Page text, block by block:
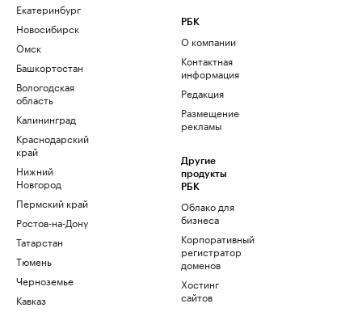
Екатеринбург
Новосибирск
Омск
Башкортостан
Вологодская
область
Калининград
Краснодарский
край
Нижний
Новгород
Пермский край
Ростов-на-Дону
Татарстан
Тюмень
Черноземье
Кавказ
РБК
О компании
Контактная
информация
Редакция
Размещение
рекламы
Другие
продукты
РБК
Облако для
бизнеса
Корпоративный
регистратор
доменов
Хостинг
сайтов